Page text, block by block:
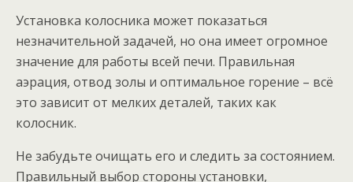
Установка колосника может показаться
незначительной задачей, но она имеет огромное
значение для работы всей печи. Правильная
аэрация, отвод золы и оптимальное горение – всё
это зависит от мелких деталей, таких как
колосник.
Не забудьте очищать его и следить за состоянием.
Правильный выбор стороны установки,